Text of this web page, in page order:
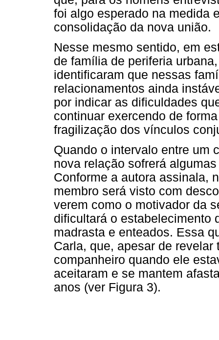
foi algo esperado na medida
consolidação da nova união.
Nesse mesmo sentido, em
de família de periferia
identificaram que nessas
relacionamentos ainda
por indicar as dificuldades
continuar exercendo de
fragilização dos vínculos
Quando o intervalo entre um
nova relação sofrerá
Conforme a autora assinala,
membro será visto com
verem como o motivador da
dificultará o estabelecimento
madrasta e enteados. Essa
Carla, que, apesar de
companheiro quando ele
aceitaram e se mantem
anos (ver Figura 3).